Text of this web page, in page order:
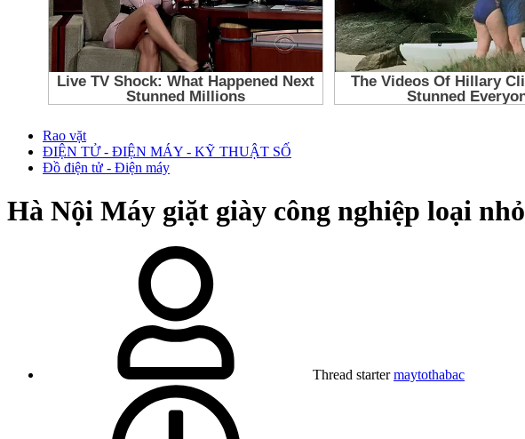
Rao vặt
ĐIỆN TỬ - ĐIỆN MÁY - KỸ THUẬT SỐ
Đồ điện tử - Điện máy
Hà Nội Máy giặt giày công nghiệp loại nhỏ
Thread starter maytothabac